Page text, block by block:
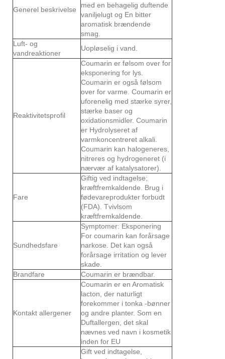
Generel beskrivelse
med en behagelig duftende
vaniljelugt og En bitter
aromatisk brændende
smag.
Luft- og
vandreaktioner
Uopløselig i vand.
Reaktivitetsprofil
Coumarin er følsom over for
eksponering for lys.
Coumarin er også følsom
over for varme. Coumarin er
uforenelig med stærke syrer,
stærke baser og
oxidationsmidler. Coumarin
er Hydrolyseret af
varmkoncentreret alkali.
Coumarin kan halogeneres,
nitreres og hydrogeneret (i
nærvær af katalysatorer).
Fare
Giftig ved indtagelse;
kræftfremkaldende. Brug i
fødevareprodukter forbudt
(FDA). Tvivlsom
kræftfremkaldende.
Sundhedsfare
Symptomer: Eksponering
For coumarin kan forårsage
narkose. Det kan også
forårsage irritation og lever
skade.
Brandfare
Coumarin er brændbar.
Kontakt allergener
Coumarin er en Aromatisk
lacton, der naturligt
forekommer i tonka -bønner
og andre planter. Som en
Duftallergen, det skal
nævnes ved navn i kosmetik
inden for EU
Gift ved indtagelse,